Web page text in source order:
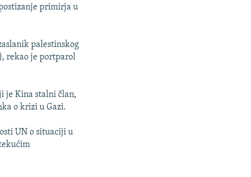
primirja u
palestinskog
rekao je portparol
je Kina stalni član,
o krizi u Gazi.
UN o situaciji u